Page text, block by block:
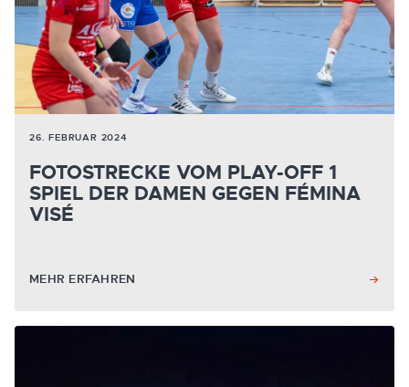
26. FEBRUAR 2024
FOTOSTRECKE VOM PLAY-OFF 1
SPIEL DER DAMEN GEGEN FÉMINA
VISÉ
MEHR ERFAHREN